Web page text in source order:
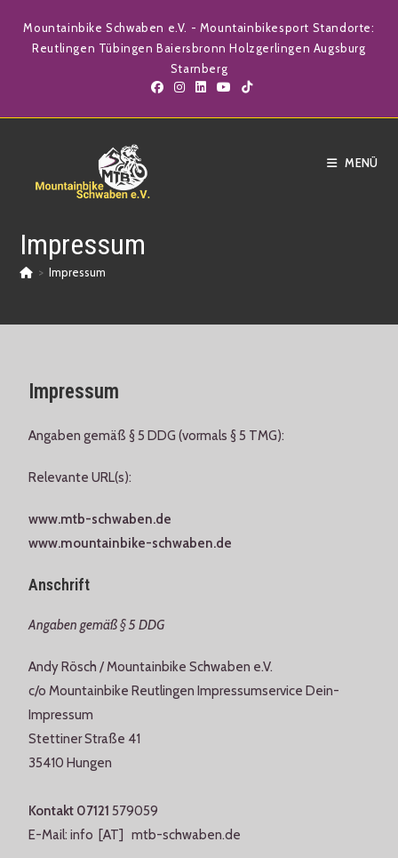
Mountainbike Schwaben e.V. - Mountainbikesport Standorte:
Reutlingen Tübingen Baiersbronn Holzgerlingen Augsburg
Starnberg
MENÜ
Impressum
> Impressum
Impressum
Angaben gemäß § 5 DDG (vormals § 5 TMG):
Relevante URL(s):
www.mtb-schwaben.de
www.mountainbike-schwaben.de
Anschrift
Angaben gemäß § 5 DDG
Andy Rösch / Mountainbike Schwaben e.V.
c/o Mountainbike Reutlingen Impressumservice Dein-
Impressum
Stettiner Straße 41
35410 Hungen
Kontakt 07121579059
E-Mail: info [AT] mtb-schwaben.de